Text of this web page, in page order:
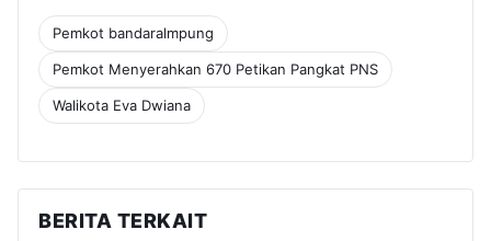
Pemkot bandaralmpung
Pemkot Menyerahkan 670 Petikan Pangkat PNS
Walikota Eva Dwiana
BERITA TERKAIT